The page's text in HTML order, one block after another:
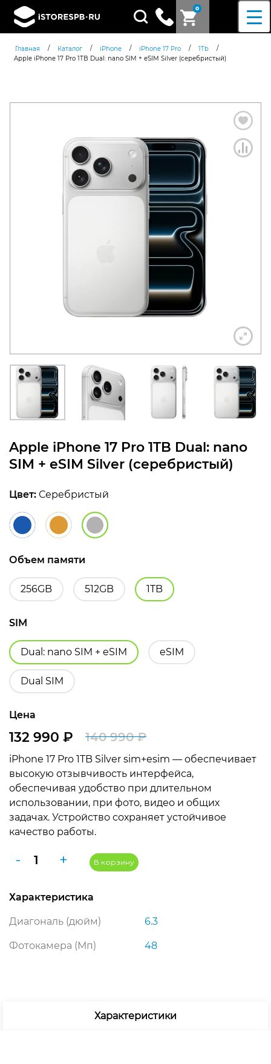
0
Поиск
товаров
Главная / Каталог / iPhone / iPhone 17 Pro / 1Tb
/
Apple iPhone 17 Pro 1TB Dual: nano SIM + eSIM Silver (серебристый)
Apple iPhone 17 Pro 1TB Dual: nano
SIM + eSIM Silver (серебристый)
Цвет: Серебристый
Объем памяти
256GB 512GB 1TB
SIM
Dual: nano SIM + eSIM eSIM
Dual SIM
Цена
140 990₽
цена
составляла
140
990 ₽.
132 990 ₽
цена:
132
990 ₽.
iPhone 17 Pro 1TB Silver sim+esim — обеспечивает
высокую отзывчивость интерфейса,
обеспечивая удобство при длительном
использовании, при фото, видео и общих
задачах. Устройство сохраняет устойчивое
качество работы.
-
Количество
iPhone
Pro
1TB
+ В корзину
Характеристика
Диагональ (дюйм) 6.3
Фотокамера (Мп) 48
Характеристики
политикой
конфиденциальности
+7 812 318-40-14
(c 10:00 до 21:00, без
выходных)